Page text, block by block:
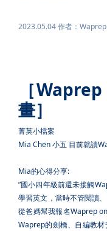
2023.05.04 作者：
［
畫］
菁英小檔案
Mia Chen 小五 目前就讀
Mia的心得分享:
”國小四年級前還未接觸
學習英文，當時不管閱讀
從爸媽幫我報名Waprep
Waprep的劍橋、自編教